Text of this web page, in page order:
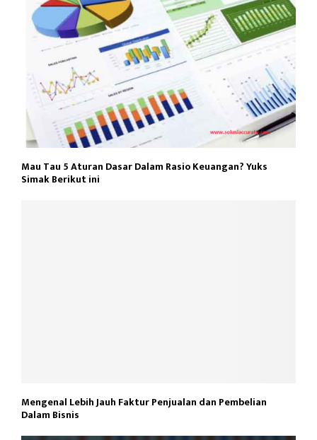
Mau Tau 5 Aturan Dasar Dalam Rasio Keuangan? Yuks
Simak Berikut ini
Mengenal Lebih Jauh Faktur Penjualan dan Pembelian
Dalam Bisnis